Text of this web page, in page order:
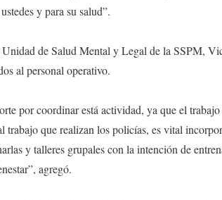
y para su salud”.
de Salud Mental y Legal de la SSPM,
al personal operativo.
por coordinar está actividad, ya que el
que realizan los policías, es vital
y talleres grupales con la intención de
agregó.